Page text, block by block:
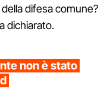
difesa comune?
dichiarato.
non è stato